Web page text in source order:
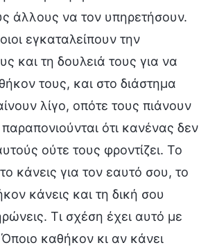
άλλους να τον υπηρετήσουν.
εγκαταλείπουν την
και τη δουλειά τους για να
τους, και στο διάστημα
λίγο, οπότε τους πιάνουν
ότι κανένας δεν
ούτε τους φροντίζει. Το
κάνεις για τον εαυτό σου, το
κάνεις και τη δική σου
Τι σχέση έχει αυτό με
καθήκον κι αν κάνει